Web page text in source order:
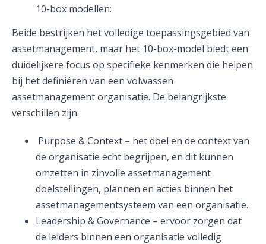
10-box modellen:
Beide bestrijken het volledige toepassingsgebied van
assetmanagement, maar het 10-box-model biedt een
duidelijkere focus op specifieke kenmerken die helpen
bij het definiëren van een volwassen
assetmanagement organisatie. De belangrijkste
verschillen zijn:
Purpose & Context – het doel en de context van
de organisatie echt begrijpen, en dit kunnen
omzetten in zinvolle assetmanagement
doelstellingen, plannen en acties binnen het
assetmanagementsysteem van een organisatie.
Leadership & Governance – ervoor zorgen dat
de leiders binnen een organisatie volledig